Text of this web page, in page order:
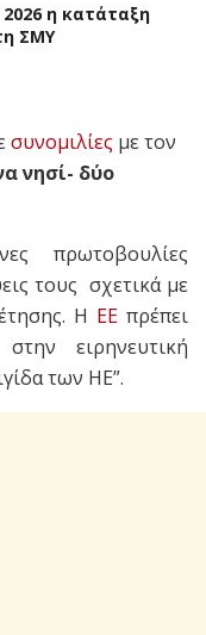
η κατάταξη
ΣΜΥ
συνομιλίες με τον
νησί- δύο
πρωτοβουλίες
τους σχετικά με
Η ΕΕ πρέπει
ειρηνευτική
των ΗΕ”.